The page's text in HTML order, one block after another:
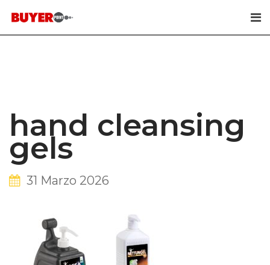
to
hand cleansing
gels
31 Marzo 2026